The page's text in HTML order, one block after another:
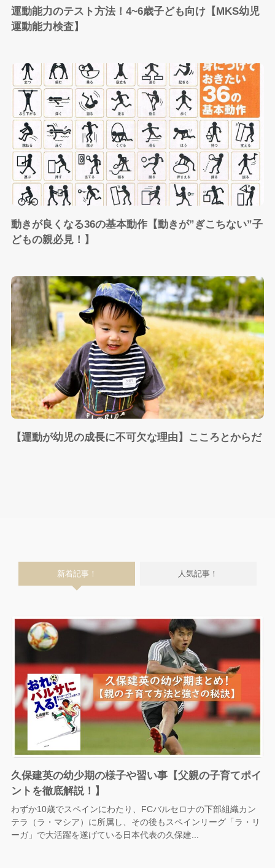
運動能力のテスト方法！4~6歳子ども向け【MKS幼児
運動能力検査】
動きが良くなる36の基本動作【動きが”ぎこちない”子
どもの親必見！】
【運動が幼児の成長に不可欠な理由】こころとからだ
新着記事！ 人気記事！
久保建英の幼少期の様子や習い事【父親の子育てポイ
ントを徹底解説！】
わずか10歳でスペインにわたり、FCバルセロナの下部組織カン
テラ（ラ・マシア）に所属し、その後もスペインリーグ「ラ・リ
ーガ」で大活躍を遂げている日本代表の久保建...